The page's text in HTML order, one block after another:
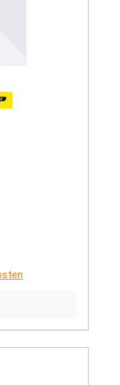
Informationen zum EU-